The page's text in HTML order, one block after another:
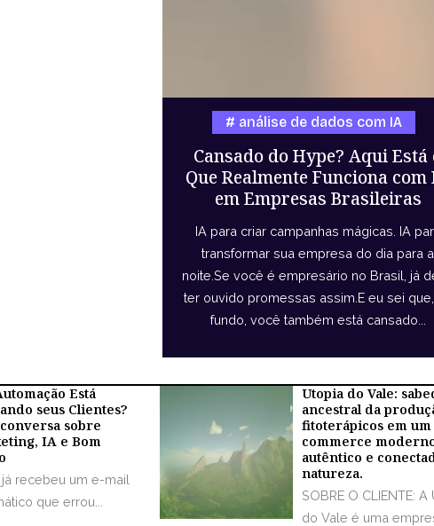
Cansado do Hype? Aqui Está
Que Realmente Funciona com
em Empresas Brasileiras
análise de dados com IA
IA para criar campanhas mágicas. IA
transformar sua empresa do dia para a
noite.Se você é empresário no Brasil, já
ter ouvido promessas assim.E eu sei
fundo, você também está cansado...
Está
seus Clientes?
sobre
IA e Bom
recebeu um e-mail
que errou...
Utopia do Vale:
ancestral da
fitoterápicos em um
commerce
autêntico e
natureza.
SOBRE O CLIENTE: A
do Vale é uma